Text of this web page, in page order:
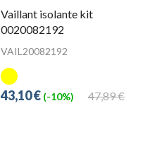
Vaillant isolante kit
0020082192
VAIL20082192
47,89 €
43,10 € (-10%)